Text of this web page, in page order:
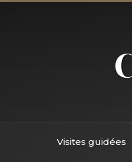
Visites guidées